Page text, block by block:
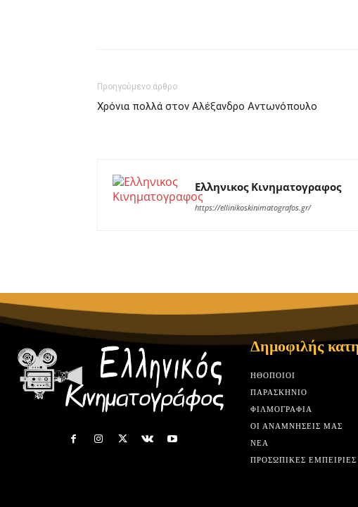
Προηγούμενο άρθρο
Χρόνια πολλά στον Αλέξανδρο Αντωνόπουλο
Ελληνικος Κινηματογραφος
https://ellinikoskinimatografos.gr/
Δημοφιλής
HΘΟΠΟΙΟΊ
ΠΑΡΑΣΚΉΝΙΟ
ΦΙΛΜΟΓΡΑΦΊΑ
ΟΙ ΑΝΑΜΝΉΣΕΙΣ ΜΑΣ
ΝΈΑ
ΠΡΟΣΩΠΙΚΈΣ ΕΜΠΕΙΡΊΕΣ